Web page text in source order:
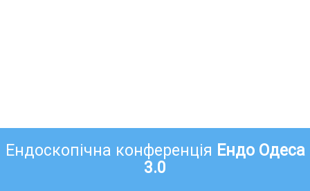
Ендоскопічна конференція Ендо Одеса
3.0